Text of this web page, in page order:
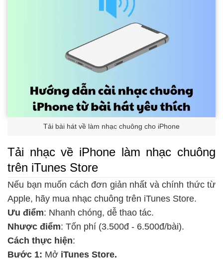
Tải bài hát về làm nhạc chuông cho iPhone
Tải nhạc về iPhone làm nhạc chuông
trên iTunes Store
Nếu bạn muốn cách đơn giản nhất và chính thức từ
Apple, hãy mua nhạc chuông trên iTunes Store.
Ưu điểm: Nhanh chóng, dễ thao tác.
Nhược điểm: Tốn phí (3.500đ - 6.500đ/bài).
Cách thực hiện:
Bước 1: Mở iTunes Store.